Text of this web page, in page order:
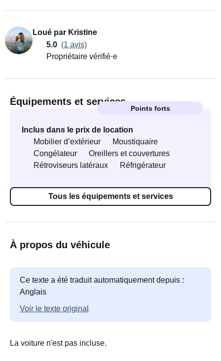
Loué par Kristine
5.0 (1 avis)
Propriétaire vérifié·e
Équipements et services
Points forts
Inclus dans le prix de location
Mobilier d’extérieur
Moustiquaire
Congélateur
Oreillers et couvertures
Rétroviseurs latéraux
Réfrigérateur
Tous les équipements et services
À propos du véhicule
Ce texte a été traduit automatiquement depuis :
Anglais
Voir le texte original
La voiture n'est pas incluse.